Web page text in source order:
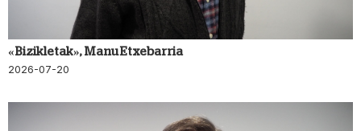
«Bizikletak», Manu Etxebarria
2026-07-20